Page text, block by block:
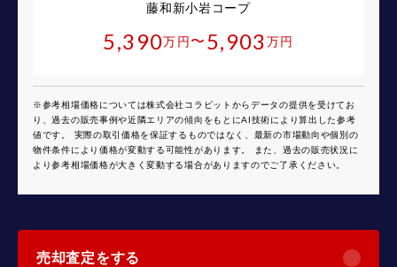
藤和新小岩コープ
5,390万円 〜 5,903万円
※参考相場価格については株式会社コラビットからデータの提供を受けてお
り、過去の販売事例や近隣エリアの傾向をもとにAI技術により算出した参考
値です。 実際の取引価格を保証するものではなく、最新の市場動向や個別の
物件条件により価格が変動する可能性があります。 また、過去の販売状況に
より参考相場価格が大きく変動する場合がありますのでご了承ください。
売却査定をする